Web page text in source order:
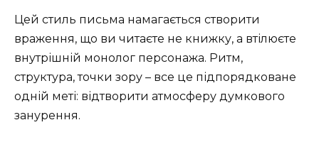
Цей стиль письма намагається створити
враження, що ви читаєте не книжку, а втілюєте
внутрішній монолог персонажа. Ритм,
структура, точки зору – все це підпорядковане
одній меті: відтворити атмосферу думкового
занурення.